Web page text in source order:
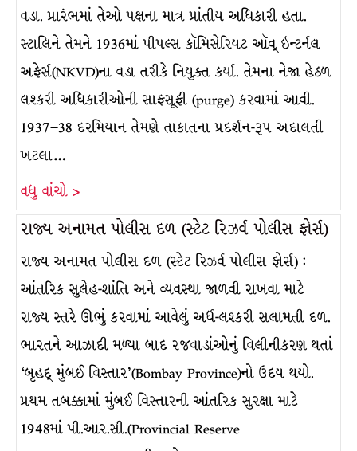
વડા. પ્રારંભમાં તેઓ પક્ષના માત્ર પ્રાંતીય અધિકારી હતા.
સ્ટાલિને તેમને 1936માં પીપલ્સ કૉમિસેરિયટ ઑવ્ ઇન્ટર્નલ
અફેર્સ(NKVD)ના વડા તરીકે નિયુક્ત કર્યા. તેમના નેજા હેઠળ
લશ્કરી અધિકારીઓની સાફસૂફી (purge) કરવામાં આવી.
1937–38 દરમિયાન તેમણે તાકાતના પ્રદર્શન-રૂપ અદાલતી
ખટલા…
વધુ વાંચો >
રાજ્ય અનામત પોલીસ દળ (સ્ટેટ રિઝર્વ પોલીસ ફોર્સ)
રાજ્ય અનામત પોલીસ દળ (સ્ટેટ રિઝર્વ પોલીસ ફોર્સ) :
આંતરિક સુલેહ-શાંતિ અને વ્યવસ્થા જાળવી રાખવા માટે
રાજ્ય સ્તરે ઊભું કરવામાં આવેલું અર્ધ-લશ્કરી સલામતી દળ.
ભારતને આઝાદી મળ્યા બાદ રજવાડાંઓનું વિલીનીકરણ થતાં
‘બૃહદ્ મુંબઈ વિસ્તાર’(Bombay Province)નો ઉદય થયો.
પ્રથમ તબક્કામાં મુંબઈ વિસ્તારની આંતરિક સુરક્ષા માટે
1948માં પી.આર.સી.(Provincial Reserve